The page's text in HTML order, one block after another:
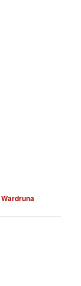
Wardruna